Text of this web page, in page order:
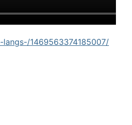
1469563374185007/